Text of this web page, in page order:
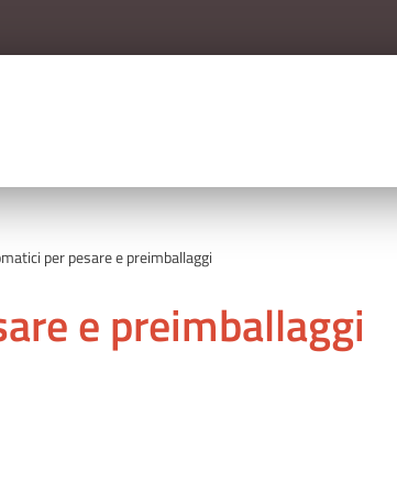
D'ITALIA
per pesare e preimballaggi
e preimballaggi